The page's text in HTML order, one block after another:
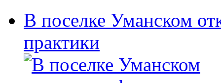
В поселке Уманском
практики